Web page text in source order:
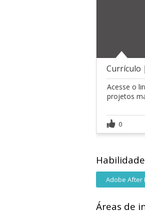
Acesse o
projetos
0
Adobe After
Áreas de